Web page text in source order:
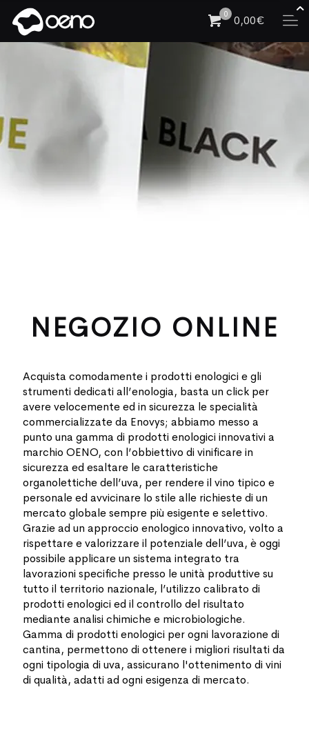
0 0,00€
NEGOZIO ONLINE
Acquista comodamente i prodotti enologici e gli
strumenti dedicati all’enologia, basta un click per
avere velocemente ed in sicurezza le specialità
commercializzate da Enovys; abbiamo messo a
punto una gamma di prodotti enologici innovativi a
marchio OENO, con l’obbiettivo di vinificare in
sicurezza ed esaltare le caratteristiche
organolettiche dell’uva, per rendere il vino tipico e
personale ed avvicinare lo stile alle richieste di un
mercato globale sempre più esigente e selettivo.
Grazie ad un approccio enologico innovativo, volto a
rispettare e valorizzare il potenziale dell’uva, è oggi
possibile applicare un sistema integrato tra
lavorazioni specifiche presso le unità produttive su
tutto il territorio nazionale, l’utilizzo calibrato di
prodotti enologici ed il controllo del risultato
mediante analisi chimiche e microbiologiche.
Gamma di prodotti enologici per ogni lavorazione di
cantina, permettono di ottenere i migliori risultati da
ogni tipologia di uva, assicurano l'ottenimento di vini
di qualità, adatti ad ogni esigenza di mercato.